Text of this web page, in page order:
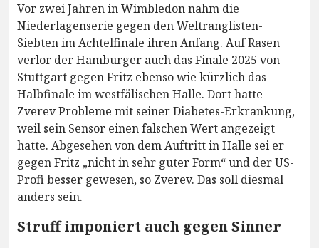
Vor zwei Jahren in Wimbledon nahm die
Niederlagenserie gegen den Weltranglisten-
Siebten im Achtelfinale ihren Anfang. Auf Rasen
verlor der Hamburger auch das Finale 2025 von
Stuttgart gegen Fritz ebenso wie kürzlich das
Halbfinale im westfälischen Halle. Dort hatte
Zverev Probleme mit seiner Diabetes-Erkrankung,
weil sein Sensor einen falschen Wert angezeigt
hatte. Abgesehen von dem Auftritt in Halle sei er
gegen Fritz „nicht in sehr guter Form“ und der US-
Profi besser gewesen, so Zverev. Das soll diesmal
anders sein.
Struff imponiert auch gegen Sinner